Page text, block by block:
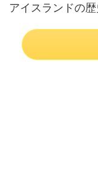
アイスランドの歴